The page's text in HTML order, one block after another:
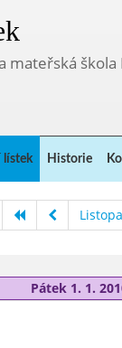
mateřská škola
lístek Historie
Pátek 1. 1.